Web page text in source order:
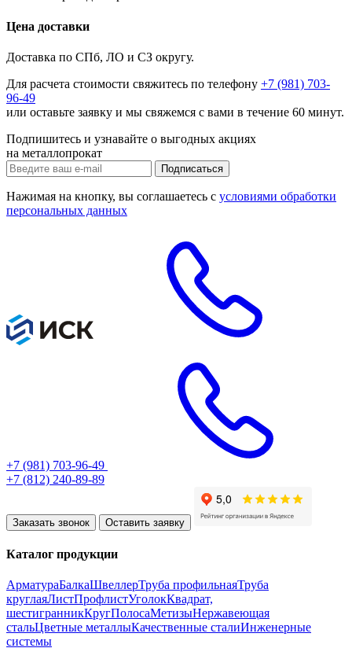
Цена доставки
Доставка по СПб, ЛО и СЗ округу.
Для расчета стоимости свяжитесь по телефону +7 (981) 703-
96-49
или оставьте заявку и мы свяжемся с вами в течение 60 минут.
Подпишитесь и узнавайте о выгодных акциях
на металлопрокат
Нажимая на кнопку, вы соглашаетесь с условиями обработки
персональных данных
+7 (981) 703-96-49
+7 (812) 240-89-89
Заказать звонок Оставить заявку
Каталог продукции
АрматураБалкаШвеллерТруба профильнаяТруба
круглаяЛистПрофлистУголокКвадрат,
шестигранникКругПолосаМетизыНержавеющая
стальЦветные металлыКачественные сталиИнженерные
системы